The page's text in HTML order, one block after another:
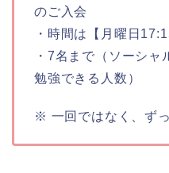
のご入会
・時間は【月曜日
・7名まで（ソーシャ
勉強できる人数）
※ 一回ではなく、ず